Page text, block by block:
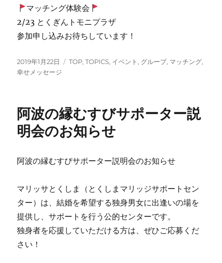
マッチング体験会
2/23 とくぎんトモニプラザ
参加申し込みお待ちしています！
投
稿
2019年1月22日
カ
TOP,TOPICS, イベント, グループ, マッチング,
幸せメッセージ
阿波の縁むすびサポーター説
明会のお知らせ
阿波の縁むすびサポーター説明会のお知らせ
マリッサとくしま（とくしまマリッジサポートセン
ター）は、結婚を希望する独身男女に出逢いの場を
提供し、サポートを行う公的センターです。
独身者を応援していただける方は、ぜひご応募くだ
さい！